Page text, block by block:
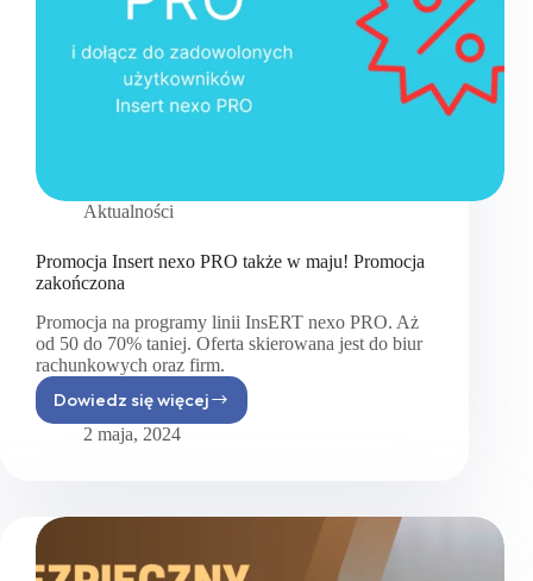
Aktualności
Promocja Insert nexo PRO także w maju! Promocja
zakończona
Promocja na programy linii InsERT nexo PRO. Aż
od 50 do 70% taniej. Oferta skierowana jest do biur
rachunkowych oraz firm.
Dowiedz się więcej
Promocja
Insert
w maju!
zakończona
2 maja, 2024